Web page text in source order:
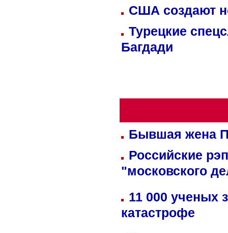
США создают
Турецкие
Багдади
Бывшая жена
Российские
"московского
11 000 ученых
катастрофе